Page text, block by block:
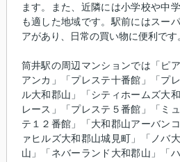
ます。また、近隣には小学校や中
も適した地域です。駅前にはスー
アがあり、日常の買い物に便利です
筒井駅の周辺マンションでは「ピ
アンカ」「プレステ十番館」「プ
ル大和郡山」「シティホームズ大
レース」「プレステ５番館」「ミ
テ１２番館」「大和郡山アーバン
ァヒルズ大和郡山城見町」「ノバ
山」「ネバーランド大和郡山」「